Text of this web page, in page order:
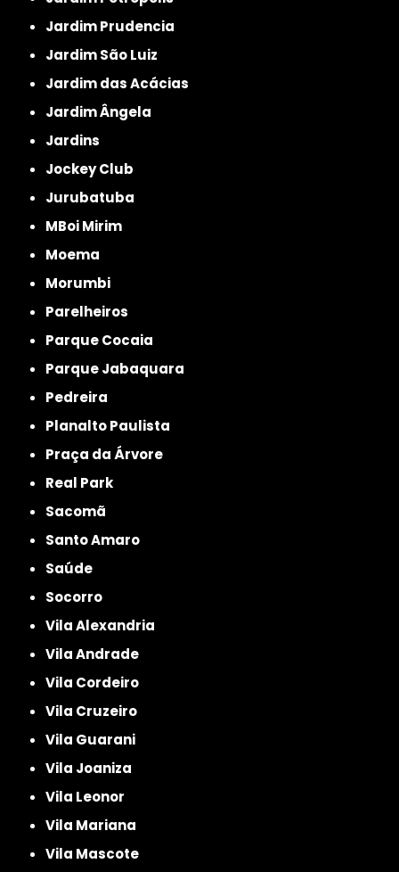
Jardim Prudencia
Jardim São Luiz
Jardim das Acácias
Jardim Ângela
Jardins
Jockey Club
Jurubatuba
MBoi Mirim
Moema
Morumbi
Parelheiros
Parque Cocaia
Parque Jabaquara
Pedreira
Planalto Paulista
Praça da Árvore
Real Park
Sacomã
Santo Amaro
Saúde
Socorro
Vila Alexandria
Vila Andrade
Vila Cordeiro
Vila Cruzeiro
Vila Guarani
Vila Joaniza
Vila Leonor
Vila Mariana
Vila Mascote